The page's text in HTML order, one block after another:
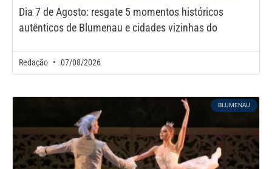
Dia 7 de Agosto: resgate 5 momentos históricos
autênticos de Blumenau e cidades vizinhas do
Redação 07/08/2026
BLUMENAU